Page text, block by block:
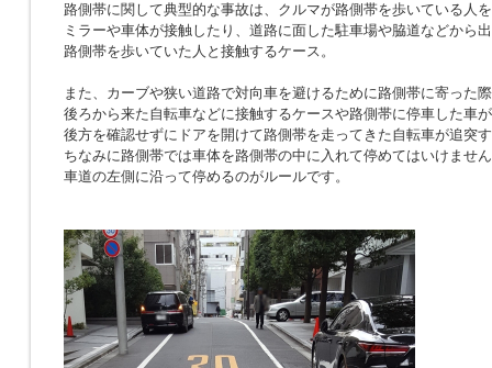
路側帯に関して典型的な事故は、クルマが路側帯を歩いている人
ミラーや車体が接触したり、道路に面した駐車場や脇道などから
路側帯を歩いていた人と接触するケース。
また、カーブや狭い道路で対向車を避けるために路側帯に寄った
後ろから来た自転車などに接触するケースや路側帯に停車した車
後方を確認せずにドアを開けて路側帯を走ってきた自転車が追突
ちなみに路側帯では車体を路側帯の中に入れて停めてはいけませ
車道の左側に沿って停めるのがルールです。